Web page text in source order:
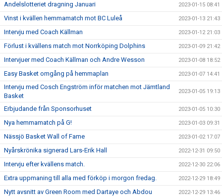
Andelslotteriet dragning Januari 2023-01-15 08:41
Vinst i kvällen hemmamatch mot BC Luleå 2023-01-13 21:43
Intervju med Coach Källman 2023-01-12 21:03
Förlust i kvällens match mot Norrköping Dolphins 2023-01-09 21:42
Intervjuer med Coach Källman och Andre Wesson 2023-01-08 18:52
Easy Basket omgång på hemmaplan 2023-01-07 14:41
Intervju med Cosch Engström inför matchen mot Jämtland
Basket
2023-01-05 19:13
Erbjudande från Sponsorhuset 2023-01-05 10:30
Nya hemmamatch på G! 2023-01-03 09:31
Nässjö Basket Wall of Fame 2023-01-02 17:07
Nyårskrönika signerad Lars-Erik Hall 2022-12-31 09:50
Intervju efter kvällens match. 2022-12-30 22:06
Extra uppmaning till alla med förköp i morgon fredag. 2022-12-29 18:49
Nytt avsnitt av Green Room med Dartaye och Abdou 2022-12-29 13:46